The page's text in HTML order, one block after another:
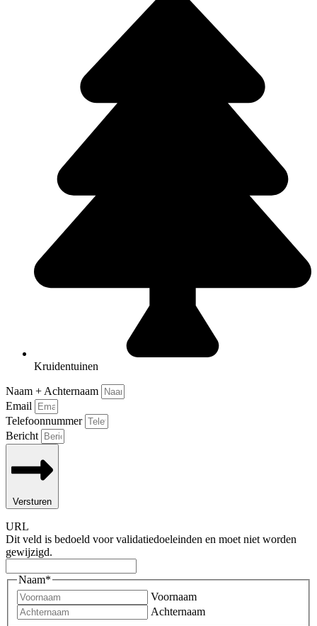
Kruidentuinen
Naam + Achternaam
Email
Telefoonnummer
Bericht
Versturen
URL
Dit veld is bedoeld voor validatiedoeleinden en moet niet worden
gewijzigd.
Naam*
Voornaam
Achternaam